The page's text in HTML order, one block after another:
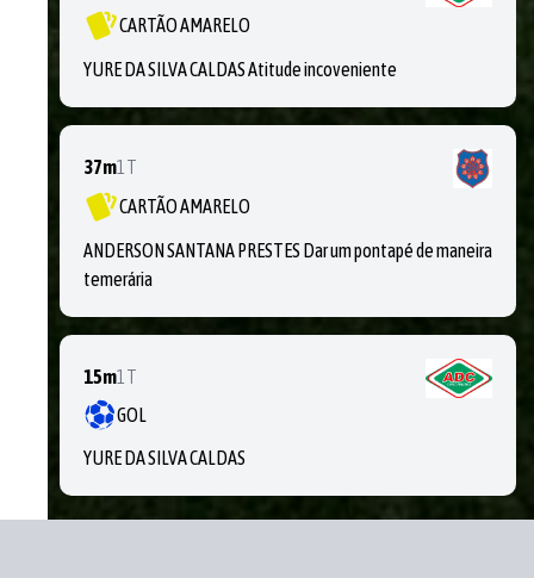
CARTÃO AMARELO
YURE DA SILVA CALDAS Atitude incoveniente
37m1T
CARTÃO AMARELO
ANDERSON SANTANA PRESTES Dar um pontapé de maneira
temerária
15m1T
GOL
YURE DA SILVA CALDAS